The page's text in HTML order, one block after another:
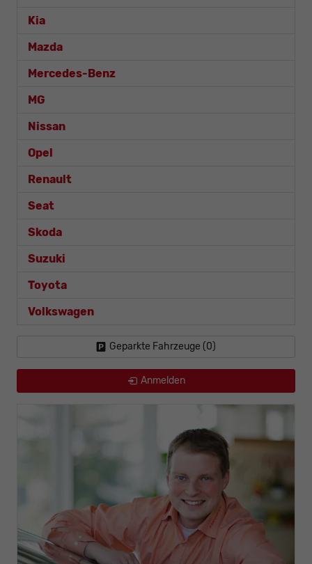
Kia
Mazda
Mercedes-Benz
MG
Nissan
Opel
Renault
Seat
Skoda
Suzuki
Toyota
Volkswagen
Geparkte Fahrzeuge (0)
Anmelden